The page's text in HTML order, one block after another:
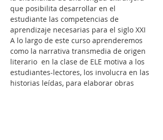
que posibilita desarrollar en el
estudiante las competencias de
aprendizaje necesarias para el siglo XXI
A lo largo de este curso aprenderemos
como la narrativa transmedia de origen
literario  en la clase de ELE motiva a los
estudiantes-lectores, los involucra en las
historias leídas, para elaborar obras